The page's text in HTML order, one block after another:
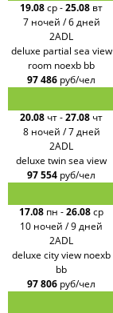
19.08ср-25.08 вт
7 ночей / 6 дней
2ADL
deluxe partial sea view
room noexb bb
97 486 руб/чел
20.08 чт-27.08 чт
8 ночей / 7 дней
2ADL
deluxe twin sea view
97 554 руб/чел
17.08 пн -26.08ср
10 ночей / 9 дней
2ADL
deluxe city view noexb
bb
97 806 руб/чел